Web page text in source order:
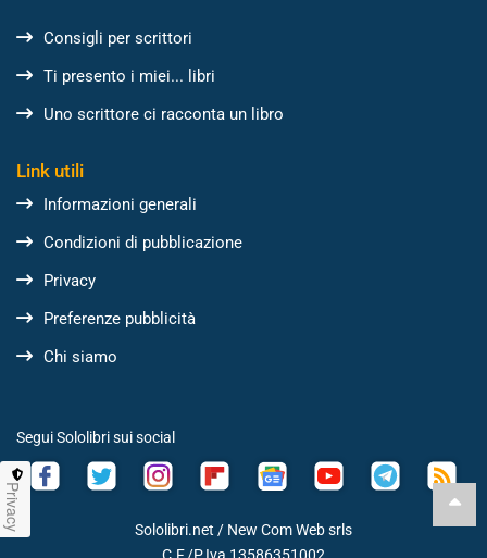
Consigli per scrittori
Ti presento i miei... libri
Uno scrittore ci racconta un libro
Link utili
Informazioni generali
Condizioni di pubblicazione
Privacy
Preferenze pubblicità
Chi siamo
Segui Sololibri sui social
Sololibri.net / New Com Web srls
Privacy